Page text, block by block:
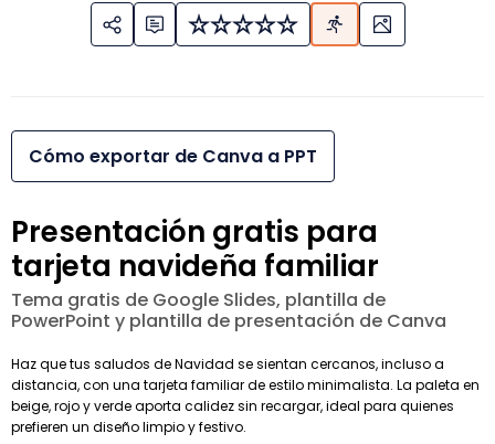
Cómo exportar de Canva a PPT
Presentación gratis para
tarjeta navideña familiar
Tema gratis de Google Slides, plantilla de
PowerPoint y plantilla de presentación de Canva
Haz que tus saludos de Navidad se sientan cercanos, incluso a
distancia, con una tarjeta familiar de estilo minimalista. La paleta en
beige, rojo y verde aporta calidez sin recargar, ideal para quienes
prefieren un diseño limpio y festivo.